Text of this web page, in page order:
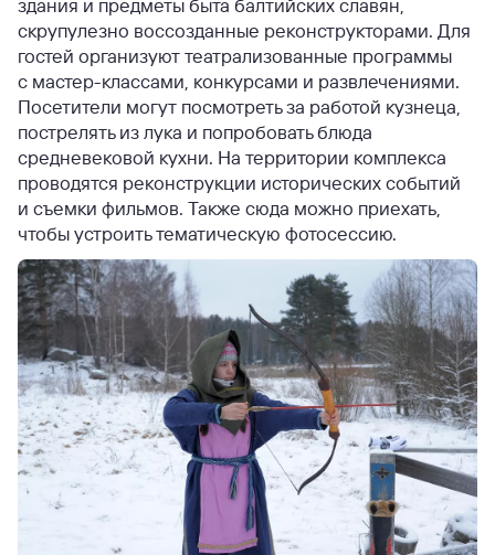
здания и предметы быта балтийских славян,
скрупулезно воссозданные реконструкторами. Для
гостей организуют театрализованные программы
с мастер-классами, конкурсами и развлечениями.
Посетители могут посмотреть за работой кузнеца,
пострелять из лука и попробовать блюда
средневековой кухни. На территории комплекса
проводятся реконструкции исторических событий
и съемки фильмов. Также сюда можно приехать,
чтобы устроить тематическую фотосессию.